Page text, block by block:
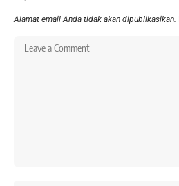
Alamat email Anda tidak akan dipublikasikan.